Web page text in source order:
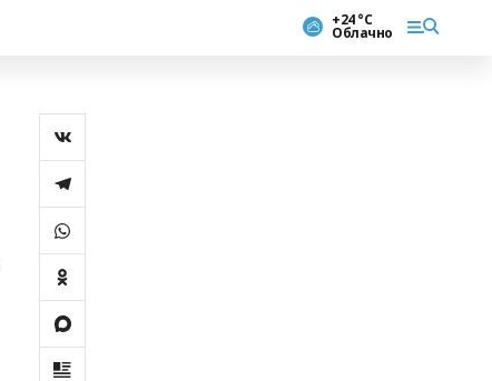
+24 °С
Облачно